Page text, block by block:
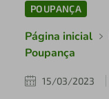
POUPANÇA
Página inicial
Poupança
15/03/2023